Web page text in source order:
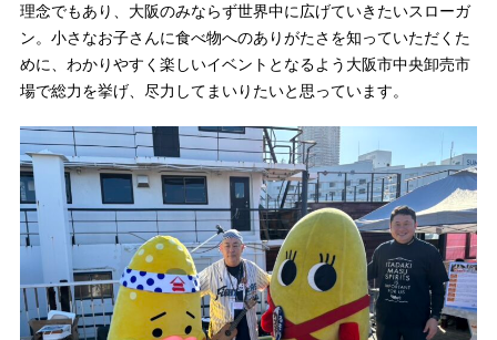
理念でもあり、大阪のみならず世界中に広げていきたいスローガ
ン。小さなお子さんに食べ物へのありがたさを知っていただくた
めに、わかりやすく楽しいイベントとなるよう大阪市中央卸売市
場で総力を挙げ、尽力してまいりたいと思っています。